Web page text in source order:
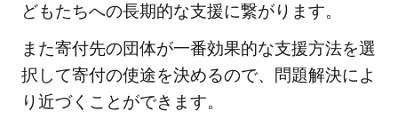
どもたちへの長期的な支援に繋がります。
また寄付先の団体が一番効果的な支援方法を選
択して寄付の使途を決めるので、問題解決によ
り近づくことができます。